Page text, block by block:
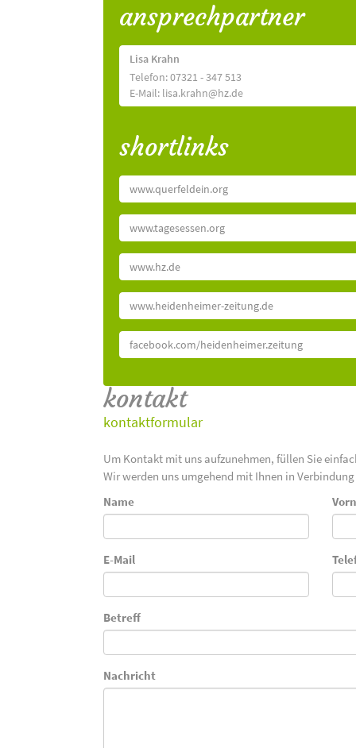
ansprechpartner
Lisa Krahn
Telefon: 07321 - 347 513
E-Mail: lisa.krahn@hz.de
shortlinks
www.querfeldein.org
www.tagesessen.org
www.hz.de
www.heidenheimer-zeitung.de
facebook.com/heidenheimer.zeitung
kontakt
kontaktformular
Um Kontakt mit uns aufzunehmen, füllen Sie
Wir werden uns umgehend mit Ihnen in
Name
E-Mail
Betreff
Nachricht